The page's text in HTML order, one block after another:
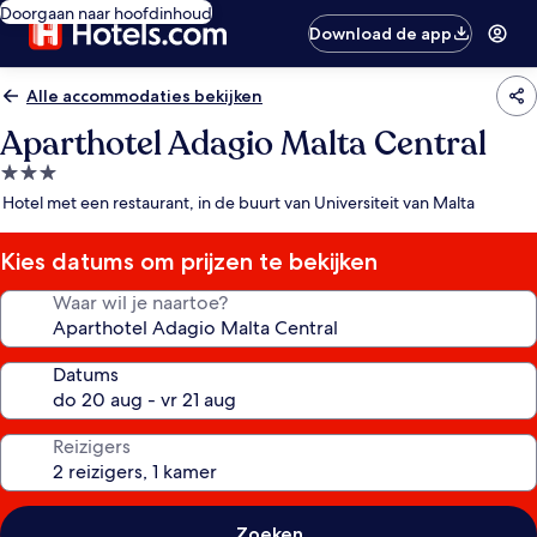
Doorgaan naar hoofdinhoud
Download de app
Alle accommodaties bekijken
Aparthotel Adagio Malta Central
3.0-
sterrenaccommodatie
Hotel met een restaurant, in de buurt van Universiteit van Malta
Kies datums om prijzen te bekijken
Waar wil je naartoe?
Datums
Reizigers